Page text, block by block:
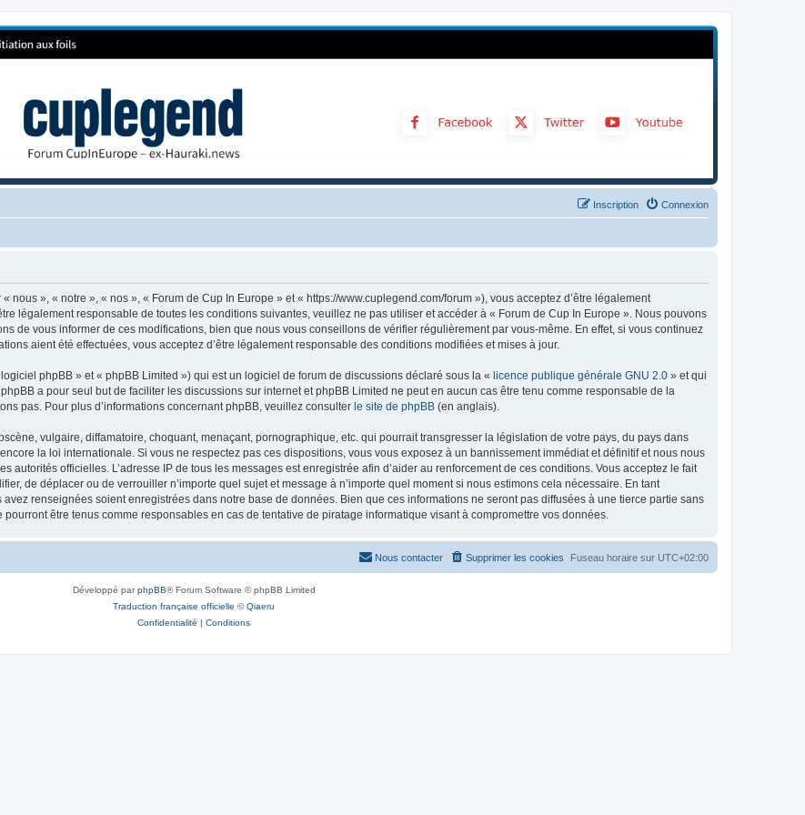
Connexion
Inscription
nous », « notre », « nos », « Forum de Cup In Europe » et « https://www.cuplegend.com/forum »), vous acceptez d’être légalement
légalement responsable de toutes les conditions suivantes, veuillez ne pas utiliser et accéder à « Forum de Cup In Europe ». Nous pouvons
de vous informer de ces modifications, bien que nous vous conseillons de vérifier régulièrement par vous-même. En effet, si vous continuez
aient été effectuées, vous acceptez d’être légalement responsable des conditions modifiées et mises à jour.
phpBB » et « phpBB Limited ») qui est un logiciel de forum de discussions déclaré sous la « licence publique générale GNU 2.0 » et qui
a pour seul but de faciliter les discussions sur internet et phpBB Limited ne peut en aucun cas être tenu comme responsable de la
pas. Pour plus d’informations concernant phpBB, veuillez consulter le site de phpBB (en anglais).
vulgaire, diffamatoire, choquant, menaçant, pornographique, etc. qui pourrait transgresser la législation de votre pays, du pays dans
la loi internationale. Si vous ne respectez pas ces dispositions, vous vous exposez à un bannissement immédiat et définitif et nous nous
autorités officielles. L’adresse IP de tous les messages est enregistrée afin d’aider au renforcement de ces conditions. Vous acceptez le fait
de déplacer ou de verrouiller n’importe quel sujet et message à n’importe quel moment si nous estimons cela nécessaire. En tant
renseignées soient enregistrées dans notre base de données. Bien que ces informations ne seront pas diffusées à une tierce partie sans
être tenus comme responsables en cas de tentative de piratage informatique visant à compromettre vos données.
Fuseau horaire sur UTC+02:00
Supprimer les cookies
Nous contacter
Développé parphpBB® Forum Software © phpBB Limited
Traduction française officielle ©Qiaeru
Confidentialité | Conditions